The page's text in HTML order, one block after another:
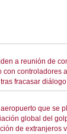
a reunión de
con controladores
fracasar
que se
global del
de extranjeros